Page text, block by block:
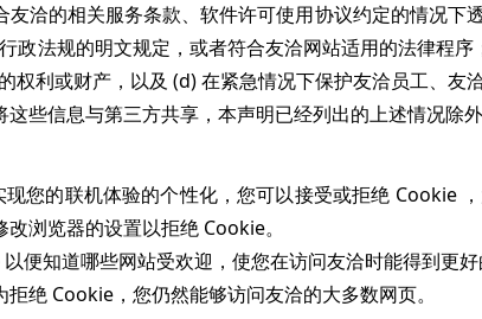
的相关服务条款、软件许可使用协议约定的情况下
政法规的明文规定，或者符合友洽网站适用的法律程
权利或财产，以及 (d) 在紧急情况下保护友洽员工、友
信息与第三方共享，本声明已经列出的上述情况除外
的联机体验的个性化，您可以接受或拒绝 Cookie
浏览器的设置以拒绝 Cookie。
知道哪些网站受欢迎，使您在访问友洽时能得到更好
绝 Cookie，您仍然能够访问友洽的大多数网页。